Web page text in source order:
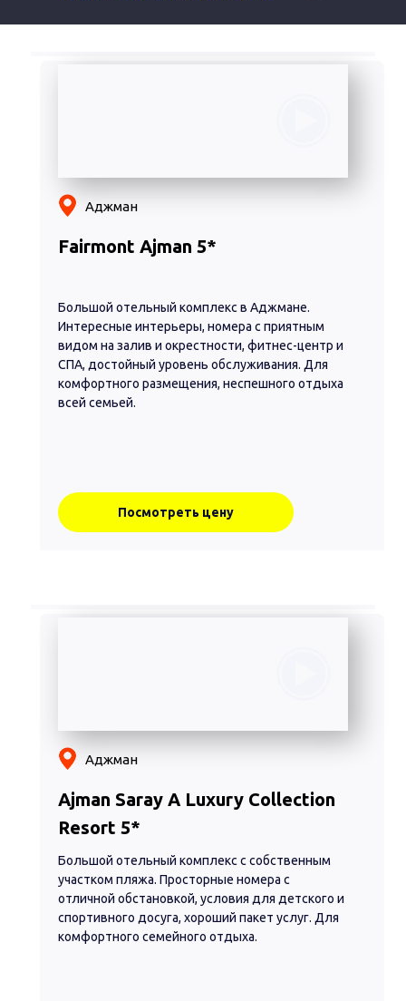
Большой отельный комплекс в Аджмане.
Интересные интерьеры, номера с приятным
видом на залив и окрестности, фитнес-центр и
СПА, достойный уровень обслуживания. Для
комфортного размещения, неспешного отдыха
всей семьей.
Fairmont Ajman 5*
Посмотреть цену
Аджман
Большой отельный комплекс с собственным
участком пляжа. Просторные номера с
отличной обстановкой, условия для детского и
спортивного досуга, хороший пакет услуг. Для
комфортного семейного отдыха.
Ajman Saray A Luxury Collection
Resort 5*
Аджман